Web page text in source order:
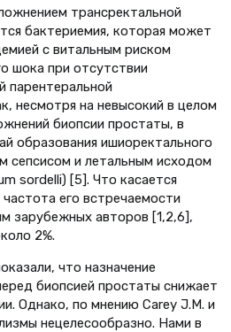
трансректальной
бактериемия, которая может
с витальным риском
шока при отсутствии
парентеральной
несмотря на невысокий в целом
биопсии простаты, в
образования ишиоректального
сепсисом и летальным исходом
sordelli) [5]. Что касается
его встречаемости
зарубежных авторов [1,2,6],
2%.
что назначение
биопсией простаты снижает
Однако, по мнению Carey J.M. и
нецелесообразно. Нами в